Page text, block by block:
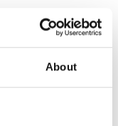
About